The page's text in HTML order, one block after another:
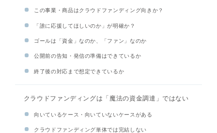
この事業・商品はクラウドファンディング向きか？
「誰に応援してほしいのか」が明確か？
ゴールは「資金」なのか、「ファン」なのか
公開前の告知・発信の準備はできているか
終了後の対応まで想定できているか
クラウドファンディングは「魔法の資金調達」ではない
向いているケース・向いていないケースがある
クラウドファンディング単体では完結しない